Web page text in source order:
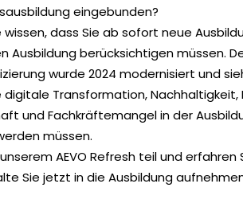
eingebunden?
wissen, dass Sie ab sofort neue
Ausbildung berücksichtigen müssen.
wurde 2024 modernisiert und
digitale Transformation,
und Fachkräftemangel in der
müssen.
AEVO Refresh teil und erfahren
Sie jetzt in die Ausbildung